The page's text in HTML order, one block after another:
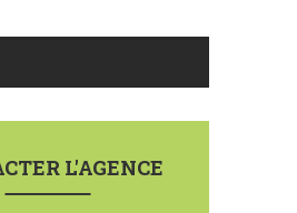
L'AGENCE